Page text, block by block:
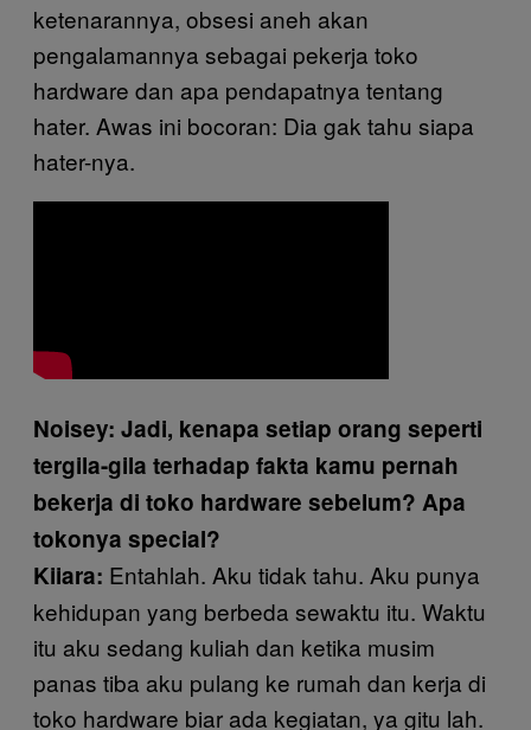
ketenarannya, obsesi aneh akan
pengalamannya sebagai pekerja toko
hardware dan apa pendapatnya tentang
hater. Awas ini bocoran: Dia gak tahu siapa
hater-nya.
Noisey: Jadi, kenapa setiap orang seperti
tergila-gila terhadap fakta kamu pernah
bekerja di toko hardware sebelum? Apa
tokonya special?
Kiiara: Entahlah. Aku tidak tahu. Aku punya
kehidupan yang berbeda sewaktu itu. Waktu
itu aku sedang kuliah dan ketika musim
panas tiba aku pulang ke rumah dan kerja di
toko hardware biar ada kegiatan, ya gitu lah.